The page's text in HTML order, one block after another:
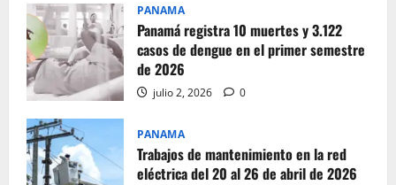
PANAMA
Panamá registra 10 muertes y 3.122
casos de dengue en el primer semestre
de 2026
julio 2, 2026 0
PANAMA
Trabajos de mantenimiento en la red
eléctrica del 20 al 26 de abril de 2026